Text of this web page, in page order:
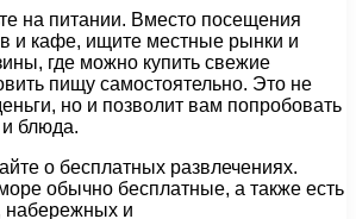
на питании. Вместо посещения
и кафе, ищите местные рынки и
где можно купить свежие
пищу самостоятельно. Это не
но и позволит вам попробовать
блюда.
о бесплатных развлечениях.
обычно бесплатные, а также есть
набережных и